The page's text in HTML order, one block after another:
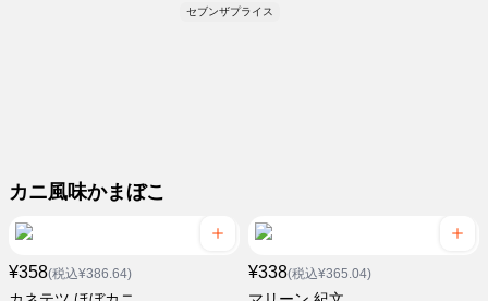
セブンザプライス
カニ風味かまぼこ
¥358(税込¥386.64) ¥338(税込¥365.04)